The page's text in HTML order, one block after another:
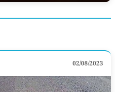
02/08/2023